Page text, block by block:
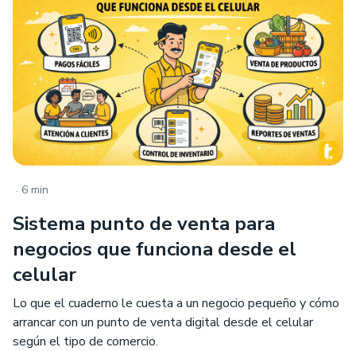
. 6 min
Sistema punto de venta para
negocios que funciona desde el
celular
Lo que el cuaderno le cuesta a un negocio pequeño y cómo
arrancar con un punto de venta digital desde el celular
según el tipo de comercio.